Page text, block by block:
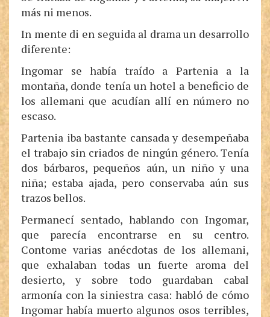
más ni menos.
In mente di en seguida al drama un desarrollo
diferente:
Ingomar se había traído a Partenia a la
montaña, donde tenía un hotel a beneficio de
los allemani que acudían allí en número no
escaso.
Partenia iba bastante cansada y desempeñaba
el trabajo sin criados de ningún género. Tenía
dos bárbaros, pequeños aún, un niño y una
niña; estaba ajada, pero conservaba aún sus
trazos bellos.
Permanecí sentado, hablando con Ingomar,
que parecía encontrarse en su centro.
Contome varias anécdotas de los allemani,
que exhalaban todas un fuerte aroma del
desierto, y sobre todo guardaban cabal
armonía con la siniestra casa: habló de cómo
Ingomar había muerto algunos osos terribles,